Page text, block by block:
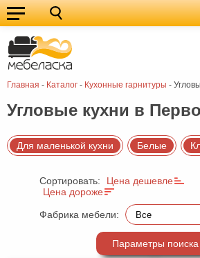
Главная - Каталог - Кухонные гарнитуры -
Кухонные
гарнитуры
Мебель
для
кухни
Мебель
для
спальни
Кровати
Шкафы
Диваны
мебель
Детская
мебель
Мебель
Угловые кухни в
Для маленькой кухни Белые
Сортировать:
Цена дешевле
Цена дороже
Фабрика мебели:
Параметры поиска